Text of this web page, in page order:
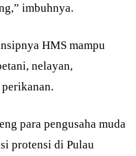
imbuhnya.
HMS mampu
nelayan,
para pengusaha muda
protensi di Pulau